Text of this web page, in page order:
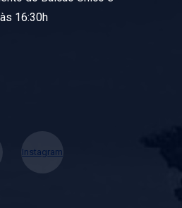
16:30h
Instagram